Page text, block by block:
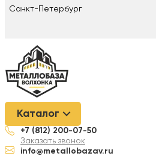
Санкт-Петербург
Каталог
+7 (812) 200-07-50
Заказать звонок
info@metallobazav.ru
Металлобаза Волхонка
Арматура